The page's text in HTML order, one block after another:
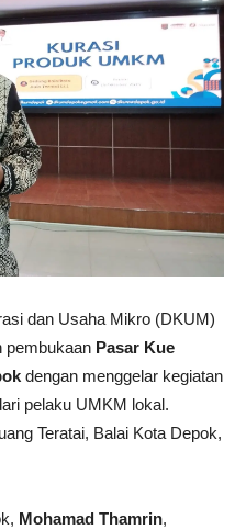
dan Usaha Mikro (DKUM)
pembukaan Pasar Kue
dengan menggelar kegiatan
pelaku UMKM lokal.
Teratai, Balai Kota Depok,
Mohamad Thamrin,